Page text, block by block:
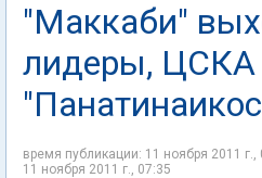
"Маккаби"
лидеры, ЦСКА
время публикации: 11 ноября 2011
11 ноября 2011 г., 07:35